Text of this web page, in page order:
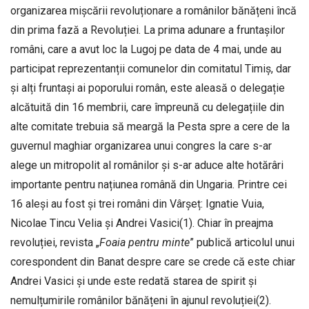
organizarea mișcării revoluționare a românilor bănățeni încă
din prima fază a Revoluției. La prima adunare a fruntașilor
români, care a avut loc la Lugoj pe data de 4 mai, unde au
participat reprezentanții comunelor din comitatul Timiș, dar
și alți fruntași ai poporului român, este aleasă o delegație
alcătuită din 16 membrii, care împreună cu delegațiile din
alte comitate trebuia să meargă la Pesta spre a cere de la
guvernul maghiar organizarea unui congres la care s-ar
alege un mitropolit al românilor și s-ar aduce alte hotărâri
importante pentru națiunea română din Ungaria. Printre cei
16 aleși au fost și trei români din Vârșeț: Ignatie Vuia,
Nicolae Tincu Velia și Andrei Vasici(1). Chiar în preajma
revoluției, revista „Foaia pentru minte” publică articolul unui
corespondent din Banat despre care se crede că este chiar
Andrei Vasici și unde este redată starea de spirit și
nemulțumirile românilor bănățeni în ajunul revoluției(2).